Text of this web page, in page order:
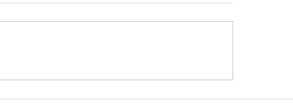
humor